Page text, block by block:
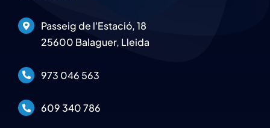
Passeig de l'Estació, 18
25600 Balaguer, Lleida
973 046 563
609 340 786